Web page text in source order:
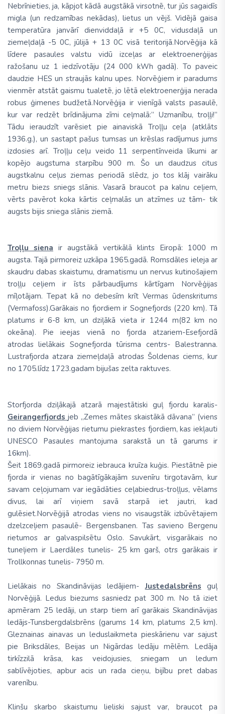
Nebrīnieties, ja, kāpjot kādā augstākā virsotnē, tur jūs sagaidīs
migla (un redzamības nekādas), lietus un vējš. Vidējā gaisa
temperatūra janvārī dienviddaļā ir +5 0C, vidusdaļā un
ziemeļdaļā -5 0C, jūlijā + 13 0C visā teritorijā.Norvēģija kā
līdere pasaules valstu vidū izceļas ar elektroenerģijas
ražošanu uz 1 iedzīvotāju (24 000 kWh gadā). To paveic
daudzie HES un straujās kalnu upes. Norvēģiem ir paradums
vienmēr atstāt gaismu tualetē, jo lētā elektroenerģija nerada
robus ģimenes budžetā.Norvēģija ir vienīgā valsts pasaulē,
kur var redzēt brīdinājuma zīmi ceļmalā:” Uzmanību, troļļi!”
Tādu ieraudzīt varēsiet pie ainaviskā Troļļu ceļa (atklāts
1936.g.), un sastapt pašus tumsas un krēslas radījumus jums
izdosies arī. Troļļu ceļu veido 11 serpentīnveida līkumi ar
kopējo augstuma starpību 900 m. Šo un daudzus citus
augstkalnu ceļus ziemas periodā slēdz, jo tos klāj vairāku
metru biezs sniegs slānis. Vasarā braucot pa kalnu ceļiem,
vērts pavērot koka kārtis ceļmalās un atzīmes uz tām- tik
augsts bijis sniega slānis ziemā.
Troļļu siena ir augstākā vertikālā klints Eiropā: 1000 m
augsta. Tajā pirmoreiz uzkāpa 1965.gadā. Romsdāles ieleja ar
skaudru dabas skaistumu, dramatismu un nervus kutinošajiem
troļļu ceļiem ir īsts pārbaudījums kārtīgam Norvēģijas
mīļotājam. Tepat kā no debesīm krīt Vermas ūdenskritums
(Vermafoss).Garākais no fjordiem ir Sognefjords (220 km). Tā
platums ir 6-8 km, un dziļākā vieta ir 1244 m(82 km no
okeāna). Pie ieejas vienā no fjorda atzariem-Esefjordā
atrodas lielākais Sognefjorda tūrisma centrs- Balestranna.
Lustrafjorda atzara ziemeļdaļā atrodas Šoldenas ciems, kur
no 1705.līdz 1723.gadam bijušas zelta raktuves.
Storfjorda dziļākajā atzarā majestātiski guļ fjordu karalis-
Geirangerfjords jeb „Zemes mātes skaistākā dāvana” (viens
no diviem Norvēģijas rietumu piekrastes fjordiem, kas iekļauti
UNESCO Pasaules mantojuma sarakstā un tā garums ir
16km).
Šeit 1869.gadā pirmoreiz iebrauca kruīza kuģis. Piestātnē pie
fjorda ir vienas no bagātīgākajām suvenīru tirgotavām, kur
savam ceļojumam var iegādāties ceļabiedrus-troļļus, vēlams
divus, lai arī viņiem savā starpā iet jautri, kad
gulēsiet.Norvēģijā atrodas viens no visaugstāk izbūvētajiem
dzelzceļiem pasaulē- Bergensbanen. Tas savieno Bergenu
rietumos ar galvaspilsētu Oslo. Savukārt, visgarākais no
tuneļiem ir Laerdāles tunelis- 25 km garš, otrs garākais ir
Trollkonnas tunelis- 7950 m.
Lielākais no Skandināvijas ledājiem-Justedalsbrēns
guļ
Norvēģijā. Ledus biezums sasniedz pat 300 m. No tā iziet
apmēram 25 ledāji, un starp tiem arī garākais Skandināvijas
ledājs-Tunsbergdalsbrēns (garums 14 km, platums 2,5 km).
Gleznainas ainavas un leduslaikmeta pieskārienu var sajust
pie Briksdāles, Beijas un Nigārdas ledāju mēlēm. Ledāja
tirkīzzilā krāsa, kas veidojusies, sniegam un ledum
sablīvējoties, apbur acis un rada cieņu, bijību pret dabas
varenību.
Klinšu skarbo skaistumu lieliski sajust var, braucot pa